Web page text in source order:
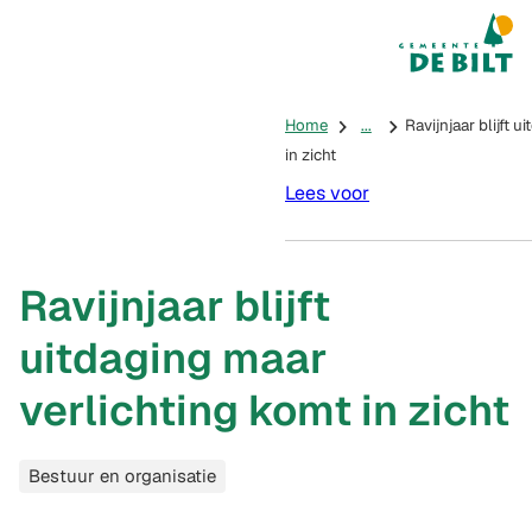
Mijn De Bilt
(Verwijst
Home ...
Ravijnjaar blijft
in zicht
Lees voor
Ravijnjaar blijft
uitdaging maar
verlichting komt in zicht
Bestuur en organisatie